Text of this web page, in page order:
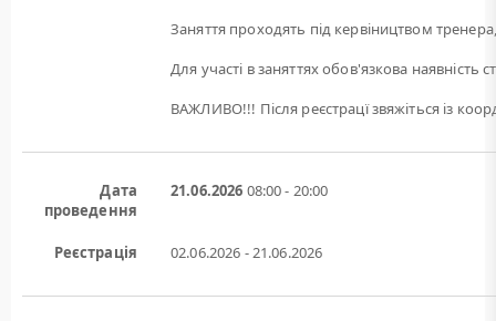
Заняття проходять під кервіництвом
Для участі в заняттях обов'язкова наявність
ВАЖЛИВО!!! Після реєстрацї звяжіться із
Дата
проведення
21.06.2026 08:00 - 20:00
Реєстрація 02.06.2026 - 21.06.2026